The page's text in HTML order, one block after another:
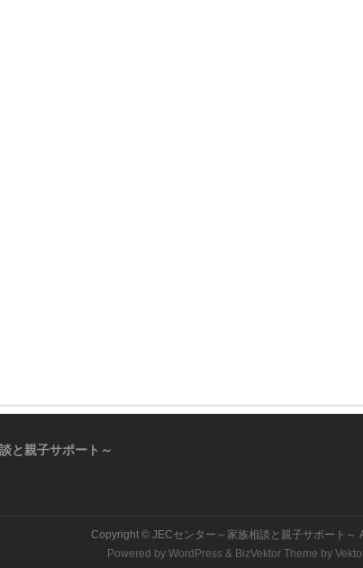
と親子サポート～
Copyright © JECセンター～家族相談と親子サポート～
Powered by WordPress& BizVektor Theme by